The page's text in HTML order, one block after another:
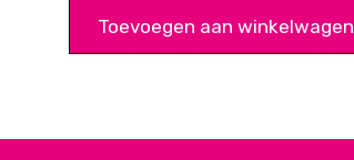
Toevoegen aan winkelwagen